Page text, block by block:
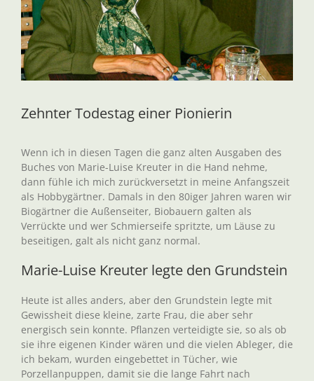
Zehnter Todestag einer Pionierin
Wenn ich in diesen Tagen die ganz alten Ausgaben des
Buches von Marie-Luise Kreuter in die Hand nehme,
dann fühle ich mich zurückversetzt in meine Anfangszeit
als Hobbygärtner. Damals in den 80iger Jahren waren wir
Biogärtner die Außenseiter, Biobauern galten als
Verrückte und wer Schmierseife spritzte, um Läuse zu
beseitigen, galt als nicht ganz normal.
Marie-Luise Kreuter legte den Grundstein
Heute ist alles anders, aber den Grundstein legte mit
Gewissheit diese kleine, zarte Frau, die aber sehr
energisch sein konnte. Pflanzen verteidigte sie, so als ob
sie ihre eigenen Kinder wären und die vielen Ableger, die
ich bekam, wurden eingebettet in Tücher, wie
Porzellanpuppen, damit sie die lange Fahrt nach